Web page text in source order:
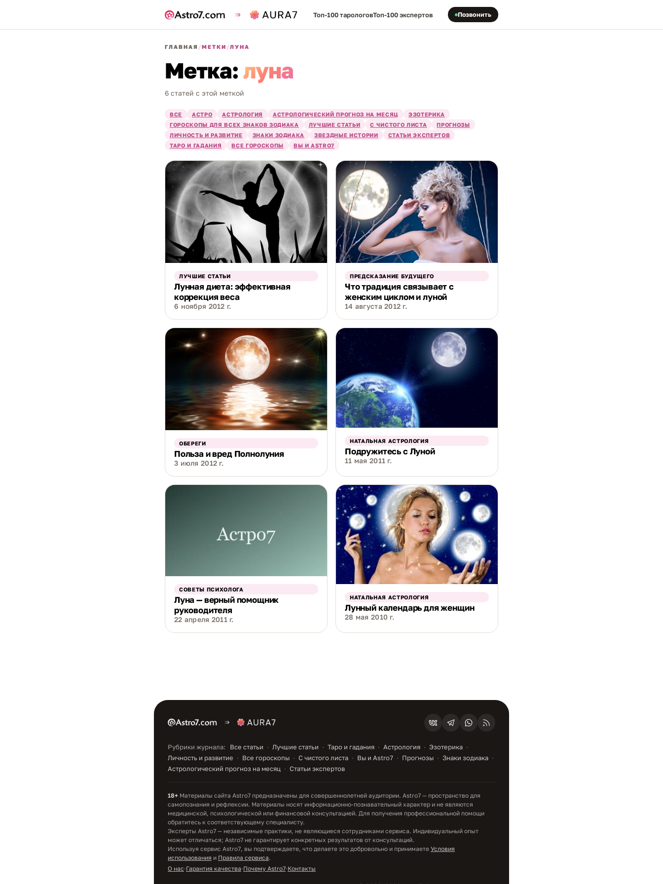
Топ-100 тарологовТоп-100 экспертов Позвонить
ГЛАВНАЯ /МЕТКИ /ЛУНА
Метка:луна
6 статей с этой меткой
ВСЕ АСТРО АСТРОЛОГИЯ АСТРОЛОГИЧЕСКИЙ ПРОГНОЗ НА МЕСЯЦ
ЭЗОТЕРИКА
ГОРОСКОПЫ ДЛЯ ВСЕХ ЗНАКОВ ЗОДИАКА
ЛУЧШИЕ СТАТЬИ С ЧИСТОГО ЛИСТА
ПРОГНОЗЫ
ЛИЧНОСТЬ И РАЗВИТИЕ
ЗНАКИ ЗОДИАКА ЗВЕЗДНЫЕ ИСТОРИИ
СТАТЬИ ЭКСПЕРТОВ
ТАРО И ГАДАНИЯ
ВСЕ ГОРОСКОПЫ ВЫ И ASTRO7
ЛУЧШИЕ СТАТЬИ
Лунная диета: эффективная
коррекция веса
6 ноября 2012 г.
ПРЕДСКАЗАНИЕ БУДУЩЕГО
Что традиция связывает с
женским циклом и луной
14 августа 2012 г.
ОБЕРЕГИ
Польза и вред Полнолуния
3 июля 2012 г.
НАТАЛЬНАЯ АСТРОЛОГИЯ
Подружитесь с Луной
11 мая 2011 г.
СОВЕТЫ ПСИХОЛОГА
Луна — верный помощник
руководителя
22 апреля 2011 г.
НАТАЛЬНАЯ АСТРОЛОГИЯ
Лунный календарь для женщин
28 мая 2010 г.
Рубрики журнала: Все статьи Лучшие статьи Таро и гадания Астрология
Эзотерика
Личность и развитие
Все гороскопы С чистого листа Вы и Astro7 Прогнозы
Знаки зодиака
Астрологический прогноз на месяц
Статьи экспертов
18+ Материалы сайта Astro7 предназначены для совершеннолетней аудитории. Astro7 — пространство для
самопознания и рефлексии. Материалы носят информационно-познавательный характер и не являются
медицинской, психологической или финансовой консультацией. Для получения профессиональной помощи
обратитесь к соответствующему специалисту.
Эксперты Astro7 — независимые практики, не являющиеся сотрудниками сервиса. Индивидуальный опыт
может отличаться; Astro7 не гарантирует конкретных результатов от консультаций.
Используя сервис Astro7, вы подтверждаете, что делаете это добровольно и принимаете Условия
использования и Правила сервиса.
О нас·Гарантия качества·Почему Astro7·Контакты